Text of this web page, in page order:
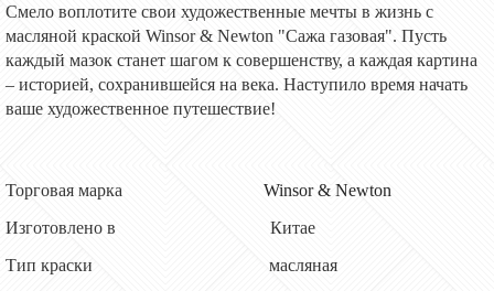
Смело воплотите свои художественные мечты в жизнь с
масляной краской Winsor & Newton "Сажа газовая". Пусть
каждый мазок станет шагом к совершенству, а каждая картина
– историей, сохранившейся на века. Наступило время начать
ваше художественное путешествие!
Торговая марка Winsor & Newton
Изготовлено в Китае
Тип краски масляная